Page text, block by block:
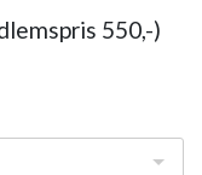
550,-)